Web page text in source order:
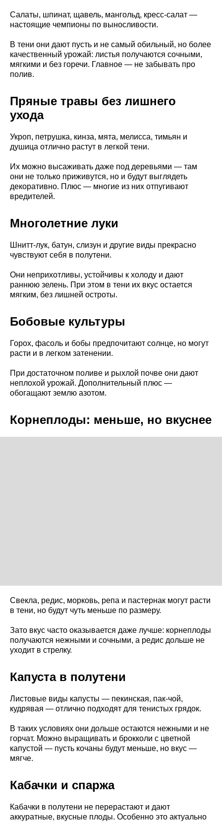
Салаты, шпинат, щавель, мангольд, кресс-салат —
настоящие чемпионы по выносливости.
В тени они дают пусть и не самый обильный, но более
качественный урожай: листья получаются сочными,
мягкими и без горечи. Главное — не забывать про
полив.
Пряные травы без лишнего
ухода
Укроп, петрушка, кинза, мята, мелисса, тимьян и
душица отлично растут в легкой тени.
Их можно высаживать даже под деревьями — там
они не только приживутся, но и будут выглядеть
декоративно. Плюс — многие из них отпугивают
вредителей.
Многолетние луки
Шнитт-лук, батун, слизун и другие виды прекрасно
чувствуют себя в полутени.
Они неприхотливы, устойчивы к холоду и дают
раннюю зелень. При этом в тени их вкус остается
мягким, без лишней остроты.
Бобовые культуры
Горох, фасоль и бобы предпочитают солнце, но могут
расти и в легком затенении.
При достаточном поливе и рыхлой почве они дают
неплохой урожай. Дополнительный плюс —
обогащают землю азотом.
Корнеплоды: меньше, но вкуснее
Свекла, редис, морковь, репа и пастернак могут расти
в тени, но будут чуть меньше по размеру.
Зато вкус часто оказывается даже лучше: корнеплоды
получаются нежными и сочными, а редис дольше не
уходит в стрелку.
Капуста в полутени
Листовые виды капусты — пекинская, пак-чой,
кудрявая — отлично подходят для тенистых грядок.
В таких условиях они дольше остаются нежными и не
горчат. Можно выращивать и брокколи с цветной
капустой — пусть кочаны будут меньше, но вкус —
мягче.
Кабачки и спаржа
Кабачки в полутени не перерастают и дают
аккуратные, вкусные плоды. Особенно это актуально